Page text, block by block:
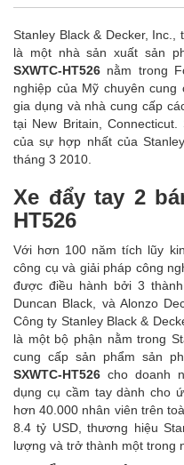
Stanley Black & Decker, Inc.,
là một nhà sản xuất sản
SXWTC-HT526 nằm trong
nghiệp của Mỹ chuyên
gia dụng và nhà cung cấp
tại New Britain,
của sự hợp nhất của
tháng 3 2010.
Xe đẩy tay 2
HT526
Với hơn 100 năm tích lũy
công cụ và giải pháp công
được điều hành bởi 3
Duncan Black, và Alonzo
Công ty Stanley Black &
là một bộ phận nằm trong
cung cấp sản phẩm sản
SXWTC-HT526 cho doanh
dụng cụ cầm tay dành cho
hơn 40.000 nhân viên trên
8.4 tỷ USD, thương hiệu
lượng và trở thành một trong